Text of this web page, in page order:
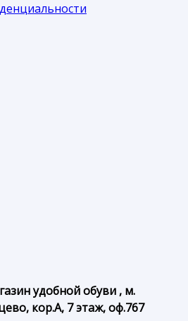
удобной обуви , м.
кор.А, 7 этаж, оф.767